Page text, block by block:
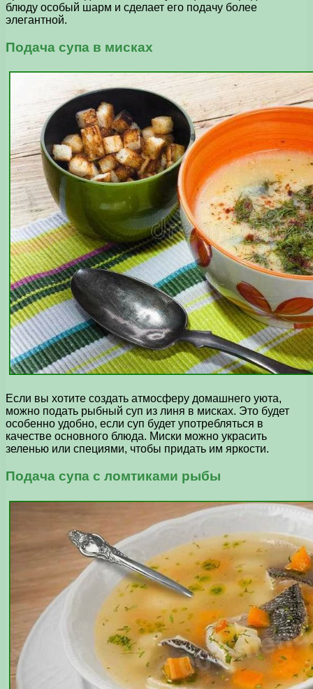
блюду особый шарм и сделает его подачу более
элегантной.
Подача супа в мисках
Если вы хотите создать атмосферу домашнего уюта,
можно подать рыбный суп из линя в мисках. Это будет
особенно удобно, если суп будет употребляться в
качестве основного блюда. Миски можно украсить
зеленью или специями, чтобы придать им яркости.
Подача супа с ломтиками рыбы